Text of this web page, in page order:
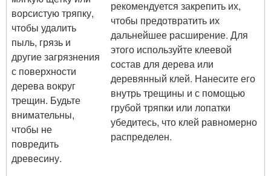
ворсистую тряпку,
чтобы удалить
пыль, грязь и
другие загрязнения
с поверхности
дерева вокруг
трещин. Будьте
внимательны,
чтобы не
повредить
древесину.
рекомендуется закрепить их,
чтобы предотвратить их
дальнейшее расширение. Для
этого используйте клеевой
состав для дерева или
деревянный клей. Нанесите его
внутрь трещины и с помощью
грубой тряпки или лопатки
убедитесь, что клей равномерно
распределен.